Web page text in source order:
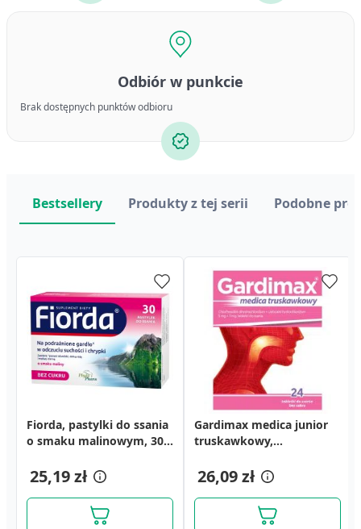
Odbiór w punkcie
Brak dostępnych punktów odbioru
Fiorda, pastylki do ssania
o smaku malinowym, 30
25,19 zł
Gardimax medica junior
truskawkowy,
26,09 zł
Bestsellery Produkty z tej serii Podobne
Septogard smak
miodowo-pomarańczowy,
20szt.
10,69 zł
Neo-Angin wiśnia,
pastylki twarde, 24 szt.
20,39 zł
Linomag, krem z
tlenkiem cynku dla dzieci
Calcium Teva, tabletki
musujące, 14 szt.